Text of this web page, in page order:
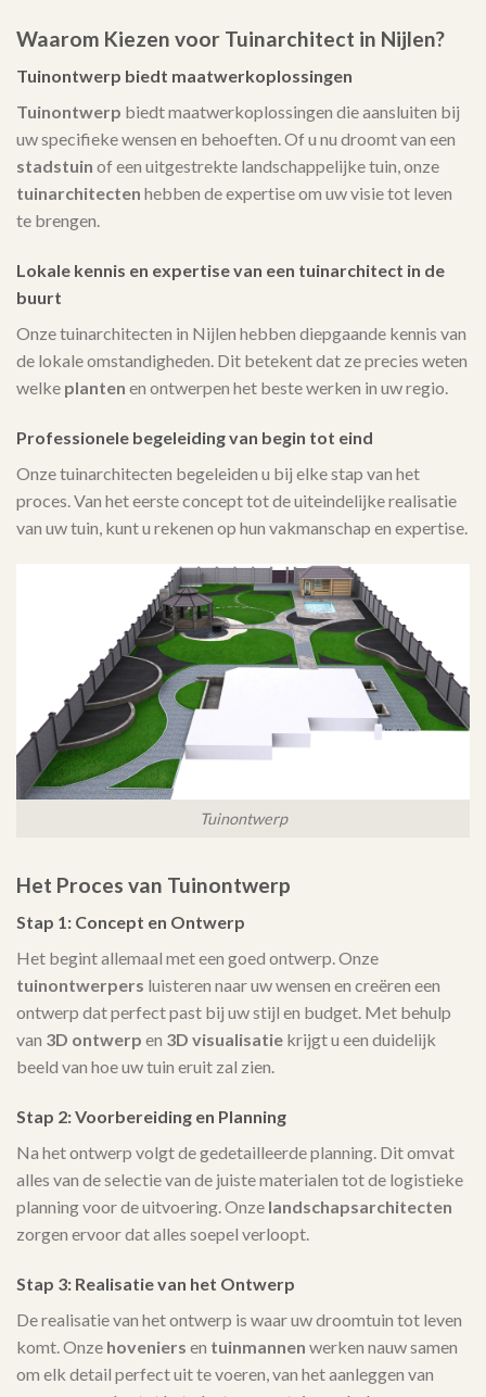
Waarom Kiezen voor Tuinarchitect in Nijlen?
Tuinontwerp biedt maatwerkoplossingen
Tuinontwerp biedt maatwerkoplossingen die aansluiten bij
uw specifieke wensen en behoeften. Of u nu droomt van een
stadstuin of een uitgestrekte landschappelijke tuin, onze
tuinarchitecten hebben de expertise om uw visie tot leven
te brengen.
Lokale kennis en expertise van een tuinarchitect in de
buurt
Onze tuinarchitecten in Nijlen hebben diepgaande kennis van
de lokale omstandigheden. Dit betekent dat ze precies weten
welke planten en ontwerpen het beste werken in uw regio.
Professionele begeleiding van begin tot eind
Onze tuinarchitecten begeleiden u bij elke stap van het
proces. Van het eerste concept tot de uiteindelijke realisatie
van uw tuin, kunt u rekenen op hun vakmanschap en expertise.
Tuinontwerp
Het Proces van Tuinontwerp
Stap 1: Concept en Ontwerp
Het begint allemaal met een goed ontwerp. Onze
tuinontwerpers luisteren naar uw wensen en creëren een
ontwerp dat perfect past bij uw stijl en budget. Met behulp
van 3D ontwerp en 3D visualisatie krijgt u een duidelijk
beeld van hoe uw tuin eruit zal zien.
Stap 2: Voorbereiding en Planning
Na het ontwerp volgt de gedetailleerde planning. Dit omvat
alles van de selectie van de juiste materialen tot de logistieke
planning voor de uitvoering. Onze landschapsarchitecten
zorgen ervoor dat alles soepel verloopt.
Stap 3: Realisatie van het Ontwerp
De realisatie van het ontwerp is waar uw droomtuin tot leven
komt. Onze hoveniers en tuinmannen werken nauw samen
om elk detail perfect uit te voeren, van het aanleggen van